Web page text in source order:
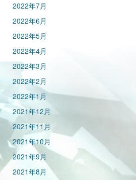
2022年7月
2022年6月
2022年5月
2022年4月
2022年3月
2022年2月
2022年1月
2021年12月
2021年11月
2021年10月
2021年9月
2021年8月